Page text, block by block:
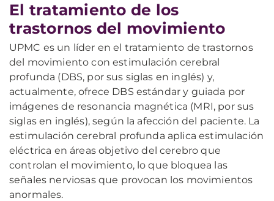
El tratamiento de los
trastornos del movimiento
UPMC es un líder en el tratamiento de trastornos
del movimiento con estimulación cerebral
profunda (DBS, por sus siglas en inglés) y,
actualmente, ofrece DBS estándar y guiada por
imágenes de resonancia magnética (MRI, por sus
siglas en inglés), según la afección del paciente. La
estimulación cerebral profunda aplica estimulación
eléctrica en áreas objetivo del cerebro que
controlan el movimiento, lo que bloquea las
señales nerviosas que provocan los movimientos
anormales.